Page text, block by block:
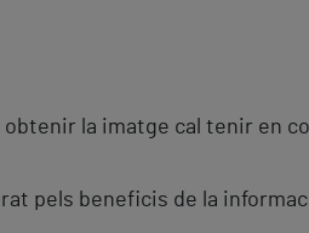
la imatge cal tenir en
pels beneficis de la